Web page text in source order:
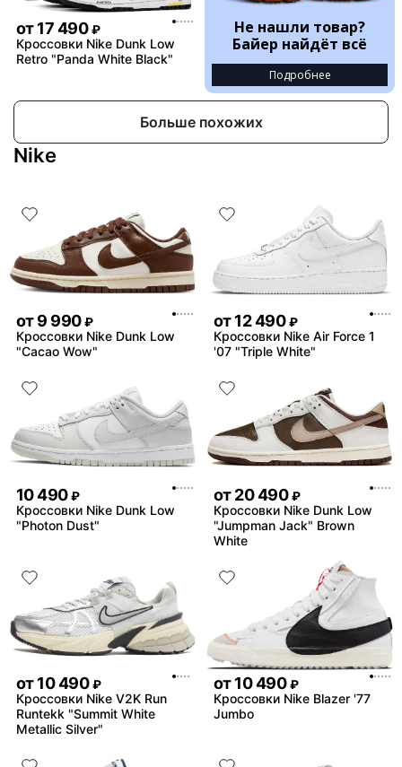
от17 490 ₽
Кроссовки Nike Dunk Low
Retro "Panda White Black"
Не нашли товар?
Байер найдёт всё
Подробнее
Больше похожих
Nike
от9 990 ₽
Кроссовки Nike Dunk Low
"Cacao Wow"
от12 490 ₽
Кроссовки Nike Air Force 1
'07 "Triple White"
10 490 ₽
Кроссовки Nike Dunk Low
"Photon Dust"
от20 490 ₽
Кроссовки Nike Dunk Low
"Jumpman Jack" Brown
White
от10 490 ₽
Кроссовки Nike V2K Run
Runtekk "Summit White
Metallic Silver"
от10 490 ₽
Кроссовки Nike Blazer '77
Jumbo